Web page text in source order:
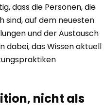
dass die Personen, die
sind, auf dem neuesten
und der Austausch
dabei, das Wissen aktuell
nicht als